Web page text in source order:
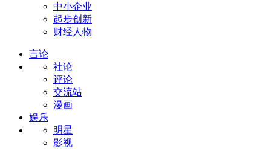
中小企业
起步创新
财经人物
言论
社论
评论
交流站
漫画
娱乐
明星
影视